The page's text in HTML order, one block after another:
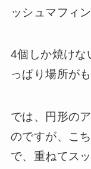
ッシュマフィ
4個しか焼けな
っぱり場所が
では、円形の
のですが、こ
で、重ねてス